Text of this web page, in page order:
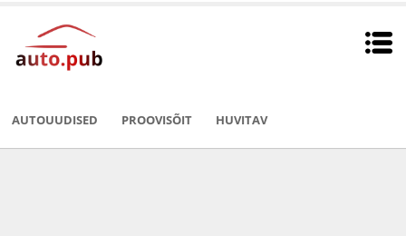
AUTOUUDISED PROOVISÕIT HUVITAV